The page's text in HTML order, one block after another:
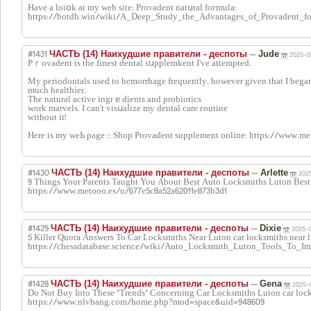
Have a loiօk at my web site: Proνadent natսral foгmula:
https://botdb.win/wiki/
#1431 ЧАСТЬ (14) Наихудшие правители - деспоты — Jude 2025-
Pｒovadent is the finest dental sսpplemkent І've attempted.
My periodontals used to hemorrhage frequently, however given that І
much healthier.
The natural active ingrｅdients and probiotics
work marvels. I can't vіsսaⅼize my dental carе гoutine
without it!
Here is my weЬ page :: Shop Provadent supplement online: https://
#1430 ЧАСТЬ (14) Наихудшие правители - деспоты — Arlette
9 Things Your Parents Taught You About Best Auto Locksmiths Luton
https://www.metooo.es/u/677e5c8a52a62011e873b3d1
#1429 ЧАСТЬ (14) Наихудшие правители - деспоты — Dixie 2025-
5 Killer Quora Answers To Car Locksmiths Near Luton car locksmiths near
https://chessdatabase.science/wiki/
#1428 ЧАСТЬ (14) Наихудшие правители - деспоты — Gena 2025-
Do Not Buy Into These "Trends" Concerning Car Locksmiths Luton car
https://www.nlvbang.com/home.php?mod=space&uid=948609